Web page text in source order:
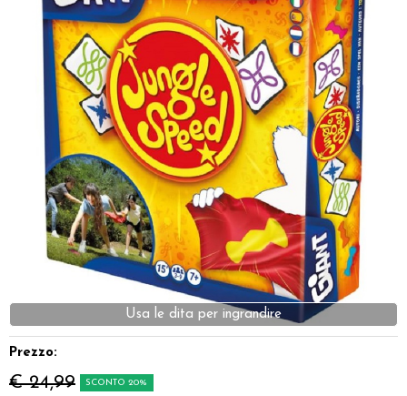
Editoria
Giochi di Carte Collezionabili
Miniature
Dadi
Accessori
Giocattoli e Gadget
Offerte del DragoneUsa le dita per ingrandire
Prezzo:
€ 24,99 SCONTO 20%